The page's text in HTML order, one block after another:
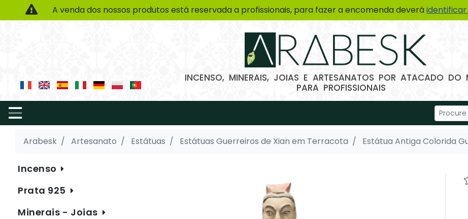
A venda dos nossos produtos está reservada a profissionais, para fazer a encomenda deverá
INCENSO, MINERAIS, JOIAS E ARTESANATOS POR ATACADO DO
PARA PROFISSIONAIS
Arabesk Artesanato Estátuas Estátuas Guerreiros de Xian em Terracota Estátua Antiga Colorida
Incenso
Prata 925
Minerais - Joias